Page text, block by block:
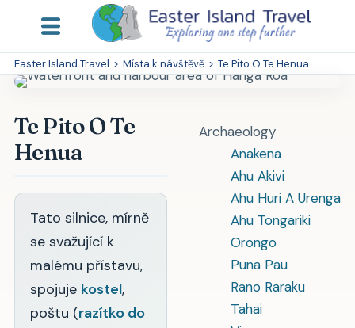
Easter Island Travel > Místa k návštěvě > Te Pito O Te Henua
Archaeology
Anakena
Ahu Akivi
Ahu Huri A Urenga
Ahu Tongariki
Orongo
Puna Pau
Rano Raraku
Tahai
Te Pito O Te
Henua
Tato silnice, mírně
se svažující k
malému přístavu,
spojuje kostel,
poštu (razítko do